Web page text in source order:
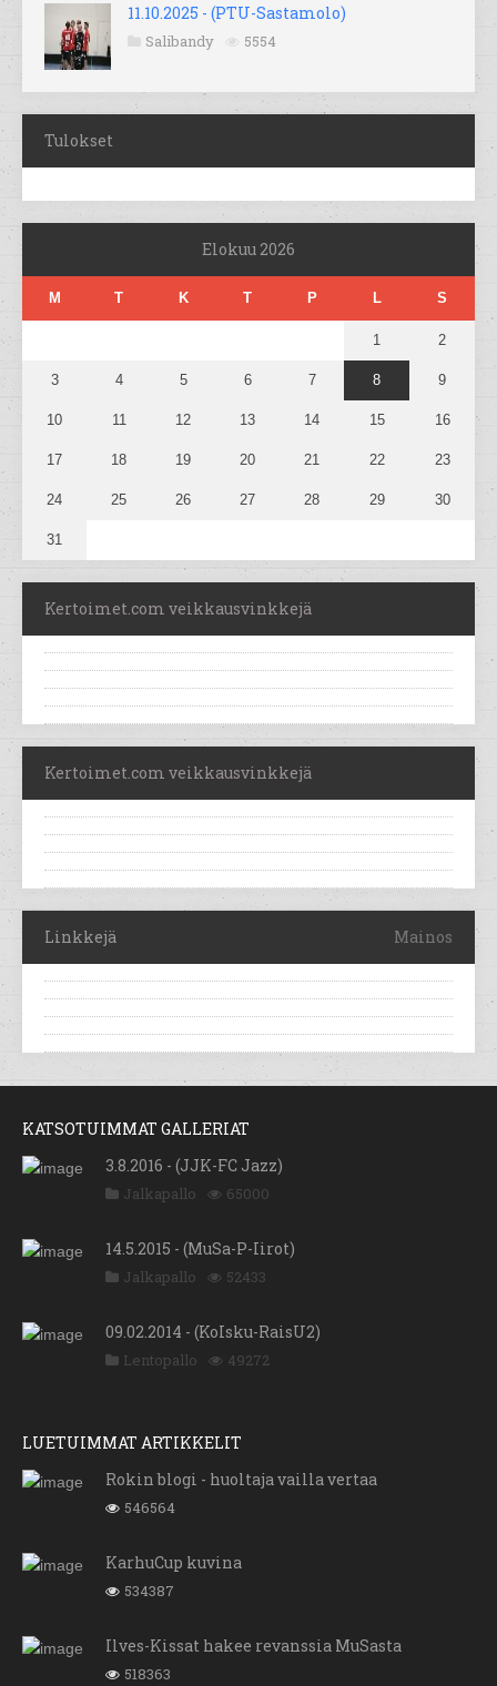
11.10.2025 - (PTU-Sastamolo)
Salibandy 5554
Tulokset
Elokuu 2026
M T K T P L S
1 2
3 4 5 6 7 8 9
10 11 12 13 14 15 16
17 18 19 20 21 22 23
24 25 26 27 28 29 30
31
Kertoimet.com veikkausvinkkejä
Kertoimet.com veikkausvinkkejä
Linkkejä Mainos
KATSOTUIMMAT GALLERIAT
3.8.2016 - (JJK-FC Jazz)
Jalkapallo 65000
14.5.2015 - (MuSa-P-Iirot)
Jalkapallo 52433
09.02.2014 - (KoIsku-RaisU2)
Lentopallo 49272
LUETUIMMAT ARTIKKELIT
Rokin blogi - huoltaja vailla vertaa
546564
KarhuCup kuvina
534387
Ilves-Kissat hakee revanssia MuSasta
518363